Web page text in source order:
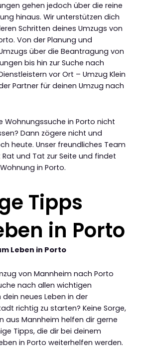
gehen jedoch über die reine
hinaus. Wir unterstützen dich
Schritten deines Umzugs von
Von der Planung und
über die Beantragung von
bis hin zur Suche nach
vor Ort – Umzug Klein
Partner für deinen Umzug nach
Wohnungssuche in Porto nicht
Dann zögere nicht und
heute. Unser freundliches Team
und Tat zur Seite und findet
in Porto.
Tipps
in Porto
Leben in Porto
von Mannheim nach Porto
nach allen wichtigen
neues Leben in der
richtig zu starten? Keine Sorge,
aus Mannheim helfen dir gerne
Tipps, die dir bei deinem
in Porto weiterhelfen werden.